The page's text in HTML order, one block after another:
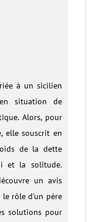
à un sicilien
situation de
Alors, pour
elle souscrit en
de la dette
et la solitude.
un avis
rôle d’un père
solutions pour